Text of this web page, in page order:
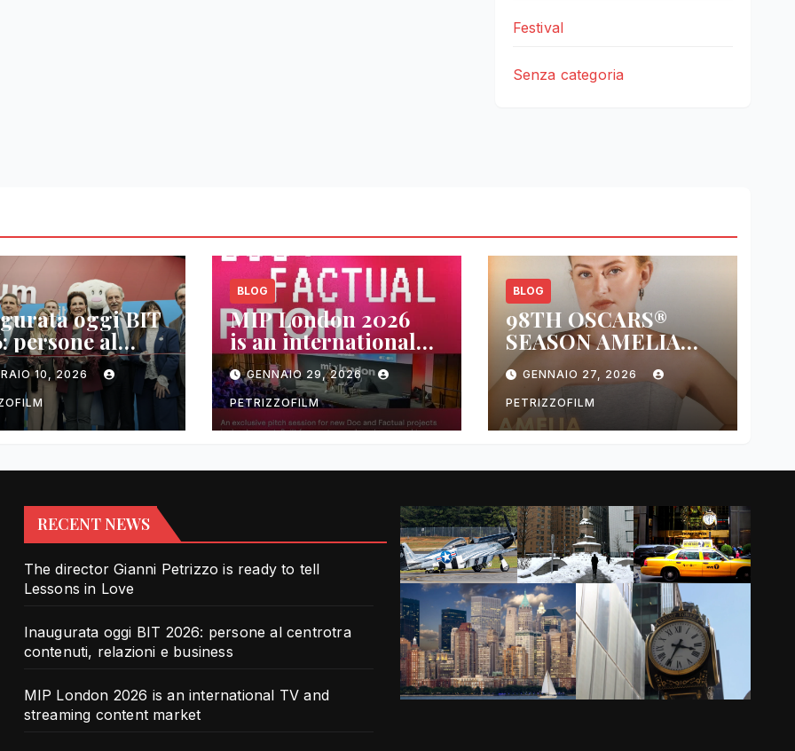
Festival
Senza categoria
oggi BIT
persone al
contenuti,
e business
10, 2026
BLOG
MIP London 2026
is an international
TV and streaming
content market
GENNAIO 29, 2026
PETRIZZOFILM
BLOG
98TH OSCARS®
SEASON AMELIA
DIMOLDENBERG
RETURNS FOR
THIRD YEAR
GENNAIO 27, 2026
PETRIZZOFILM
RECENT NEWS
The director Gianni Petrizzo is ready to tell
Lessons in Love
Inaugurata oggi BIT 2026: persone al centrotra
contenuti, relazioni e business
MIP London 2026 is an international TV and
streaming content market